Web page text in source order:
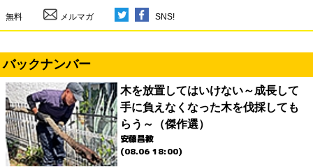
無料 メルマガ SNS!
バックナンバー
木を放置してはいけない～成長して
手に負えなくなった木を伐採しても
らう～（傑作選）
安藤昌教
(08.06 18:00)